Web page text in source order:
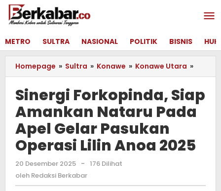
Lewati
konten
METRO
SULTRA NASIONAL POLITIK BISNIS
Homepage » Sultra » Konawe » Konawe Utara »
Nataru
Pada
Sinergi Forkopinda, Siap
Amankan Nataru Pada
Apel Gelar Pasukan
Operasi Lilin Anoa 2025
20 Desember 2025 oleh
Redaksi
-
176 Dilihat
oleh Redaksi Berkabar